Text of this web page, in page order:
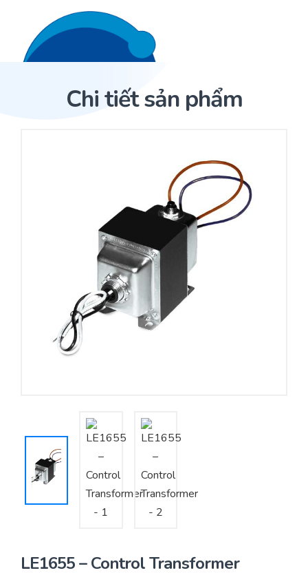
Trang Chủ
Nhà phân phối cảm biến
Nhà sản xuất thiết bị điều khiển
Cung cấp giải pháp quản lý cho toà nhà (BMS)
Bảo trì – Bảo dưỡng hệ thống
Tư vấn – Thiết kế – Cung cấp thiết bị HVAC
Thi công – Lắp đặt hệ thống HVAC
Yêu cầu báo giá
Chi tiết sản phẩm
LE1655 – Control Transformer